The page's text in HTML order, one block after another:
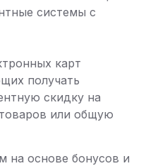
системы с
карт
получать
скидку на
или общую
на основе бонусов и